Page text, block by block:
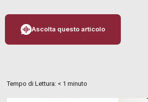
Ascolta questo articolo
Tempo di Lettura: < 1 minuto